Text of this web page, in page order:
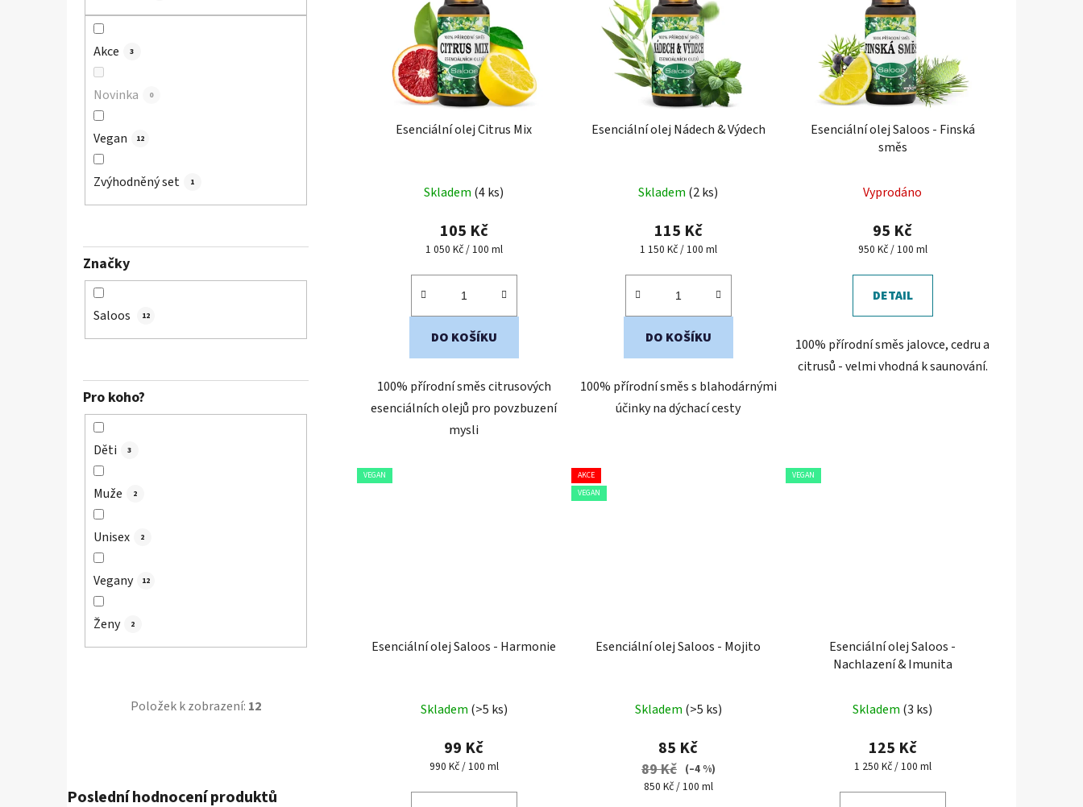
Akce 3
Novinka 0
Vegan 12
Zvýhodněný set 1
Značky
Saloos 12
Pro koho?
Děti 3
Muže 2
Unisex 2
Vegany 12
Ženy 2
Položek k zobrazení: 12
Poslední hodnocení produktů
r
o
d
u
k
t
Esenciální olej Citrus Mix
Skladem (4 ks)
105 Kč
Měrná
1 050 Kč / 100 ml
DO KOŠÍKU
100% přírodní směs citrusových
esenciálních olejů pro povzbuzení
mysli
Esenciální olej Nádech & Výdech
Skladem (2 ks)
115 Kč
Měrná
1 150 Kč / 100 ml
DO KOŠÍKU
100% přírodní směs s blahodárnými
účinky na dýchací cesty
Esenciální olej Saloos - Finská
směs
Vyprodáno
95 Kč
Měrná
950 Kč / 100 ml
DETAIL
100% přírodní směs jalovce, cedru a
citrusů - velmi vhodná k saunování.
VEGAN
Esenciální olej Saloos - Harmonie
Skladem (>5 ks)
99 Kč
Měrná
990 Kč / 100 ml
AKCE
VEGAN
Esenciální olej Saloos - Mojito
hodnocení
produktu
je
5,0
Skladem (>5 ks)
85 Kč
89 Kč (–4 %)
Měrná
850 Kč / 100 ml
VEGAN
Esenciální olej Saloos -
Nachlazení & Imunita
hodnocení
produktu
je
Skladem (3 ks)
125 Kč
Měrná
1 250 Kč / 100 ml